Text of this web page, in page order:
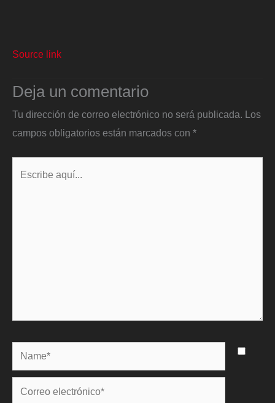
Source link
Deja un comentario
Tu dirección de correo electrónico no será publicada. Los
campos obligatorios están marcados con *
Name*
Correo